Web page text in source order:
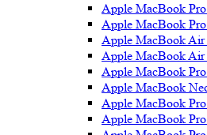
Apple MacBook
Apple MacBook
Apple MacBook
Apple MacBook
Apple MacBook
Apple MacBook
Apple MacBook
Apple MacBook